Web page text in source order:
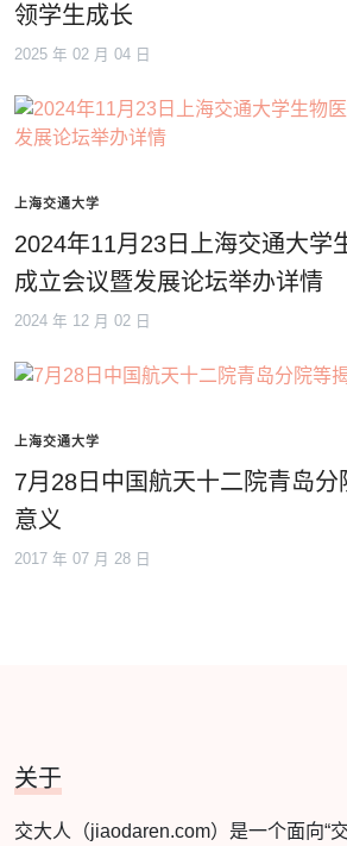
领学生成长
2025 年 02 月 04 日
上海交通大学
2024年11月23日上海交通大学
成立会议暨发展论坛举办详情
2024 年 12 月 02 日
上海交通大学
7月28日中国航天十二院青岛分
意义
2017 年 07 月 28 日
关于
交大人（jiaodaren.com）是一个面向“